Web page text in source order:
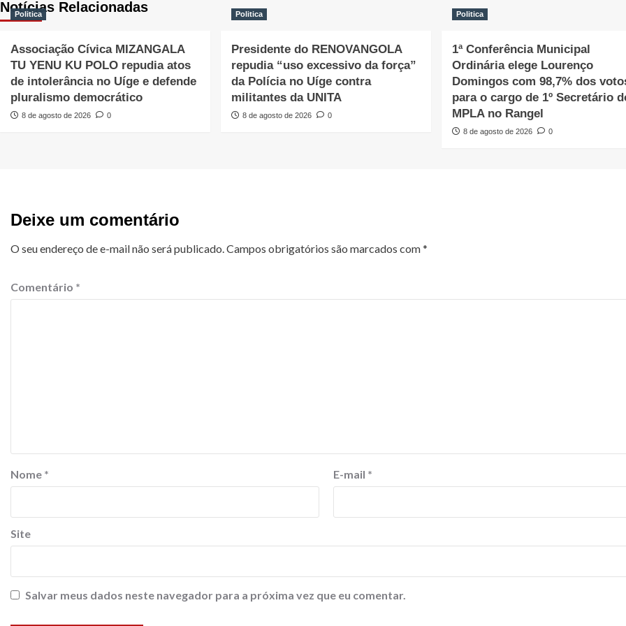
Notícias Relacionadas
Politica
Associação Cívica MIZANGALA
TU YENU KU POLO repudia atos
de intolerância no Uíge e defende
pluralismo democrático
8 de agosto de 2026 0
Politica
Presidente do RENOVANGOLA
repudia “uso excessivo da força”
da Polícia no Uíge contra
militantes da UNITA
8 de agosto de 2026 0
Politica
1ª Conferência Municipal
Ordinária elege Lourenço
Domingos com 98,7% dos
para o cargo de 1º Secretário
MPLA no Rangel
8 de agosto de 2026 0
Deixe um comentário
O seu endereço de e-mail não será publicado.Campos obrigatórios são marcados com*
Comentário *
Nome * E-mail *
Site
Salvar meus dados neste navegador para a próxima vez que eu comentar.